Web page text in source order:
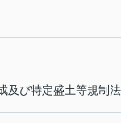
及び特定盛土等規制